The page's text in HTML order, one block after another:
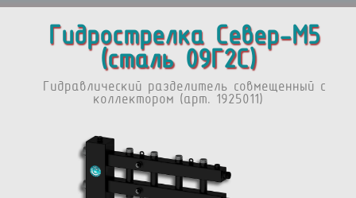
Гидрострелка Север-М5
(сталь 09Г2С)
Гидравлический разделитель совмещенный с
коллектором (арт. 1925011)